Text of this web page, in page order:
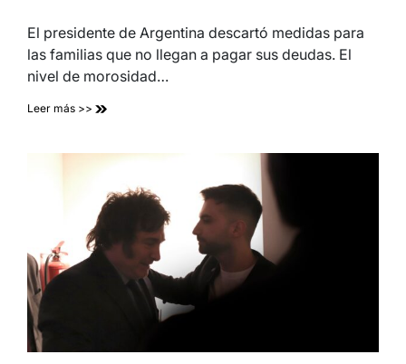
El presidente de Argentina descartó medidas para
las familias que no llegan a pagar sus deudas. El
nivel de morosidad…
Leer más >>